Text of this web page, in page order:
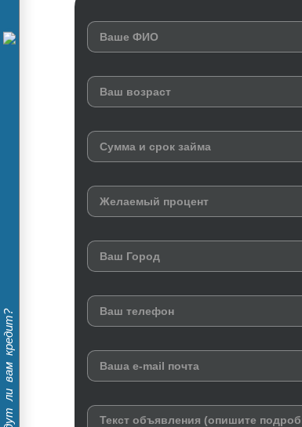
Дадут ли вам кредит?